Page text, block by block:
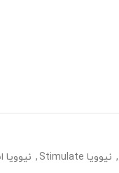
, نیوویا Stimulate ,